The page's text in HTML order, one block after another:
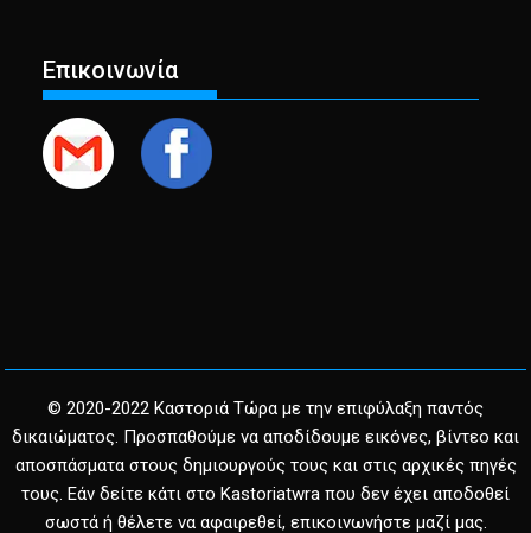
Επικοινωνία
© 2020-2022 Καστοριά Τώρα με την επιφύλαξη παντός
δικαιώματος. Προσπαθούμε να αποδίδουμε εικόνες, βίντεο και
αποσπάσματα στους δημιουργούς τους και στις αρχικές πηγές
τους. Εάν δείτε κάτι στο Kastoriatwra που δεν έχει αποδοθεί
σωστά ή θέλετε να αφαιρεθεί, επικοινωνήστε μαζί μας.